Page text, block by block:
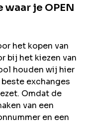
waar je OPEN
het kopen van
bij het kiezen van
houden wij hier
exchanges
Omdat de
van een
en een